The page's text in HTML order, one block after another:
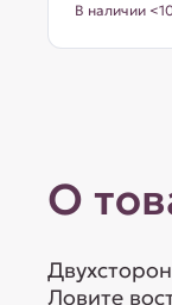
В наличии
О
Ловите